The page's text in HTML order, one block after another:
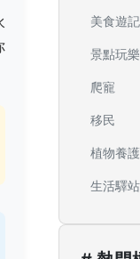
美食遊記
景點玩樂
爬寵
移民
植物養護
生活驛站